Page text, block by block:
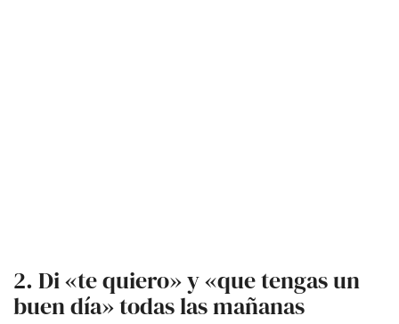
2. Di «te quiero» y «que tengas un
buen día» todas las mañanas